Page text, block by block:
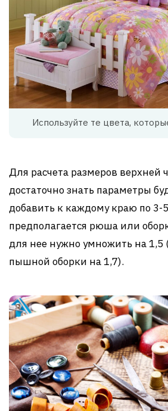
Используйте те цвета,
Для расчета размеров верхней
достаточно знать параметры
добавить к каждому краю по
предполагается рюша или
для нее нужно умножить на 1,5
пышной оборки на 1,7).